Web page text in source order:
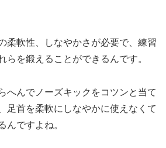
柔軟性、しなやかさが必要で、練習
らを鍛えることができるんです。
へんでノーズキックをコツンと当て
足首を柔軟にしなやかに使えなくて
んですよね。